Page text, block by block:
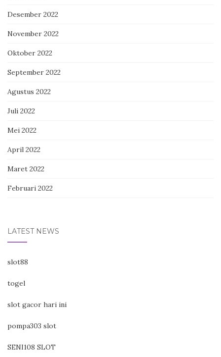
Desember 2022
November 2022
Oktober 2022
September 2022
Agustus 2022
Juli 2022
Mei 2022
April 2022
Maret 2022
Februari 2022
LATEST NEWS
slot88
togel
slot gacor hari ini
pompa303 slot
SENI108 SLOT